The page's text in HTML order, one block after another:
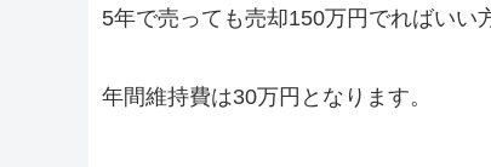
5年で売っても売却150万円でればいい
年間維持費は30万円となります。